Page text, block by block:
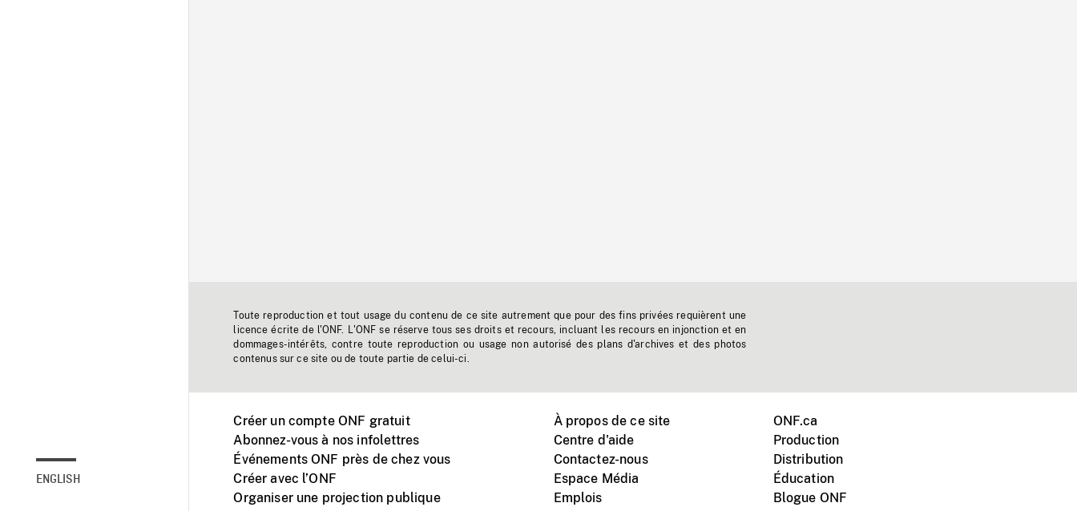
ENGLISH
Toute reproduction et tout usage du contenu de ce site autrement que pour des fins privées requièrent une
licence écrite de l'ONF. L'ONF se réserve tous ses droits et recours, incluant les recours en injonction et en
dommages-intérêts, contre toute reproduction ou usage non autorisé des plans d'archives et des photos
contenus sur ce site ou de toute partie de celui-ci.
Créer un compte ONF gratuit
Abonnez-vous à nos infolettres
Événements ONF près de chez vous
Créer avec l’ONF
Organiser une projection publique
À propos de ce site
Centre d'aide
Contactez-nous
Espace Média
Emplois
ONF.ca
Production
Distribution
Éducation
Blogue ONF